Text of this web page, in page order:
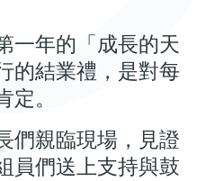
一年的「成長的天
的結業禮，是對每
定。
們親臨現場，見證
員們送上支持與鼓